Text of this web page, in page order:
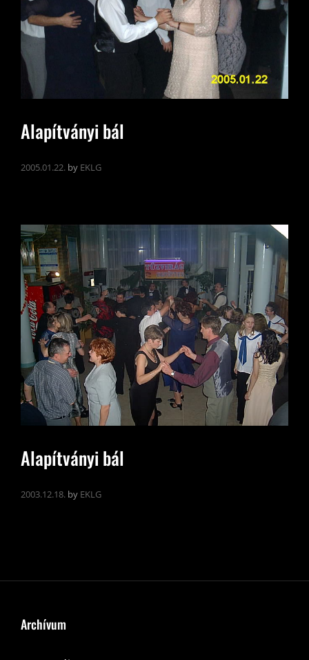
Alapítványi bál
2005.01.22. by EKLG
Alapítványi bál
2003.12.18. by EKLG
Archívum